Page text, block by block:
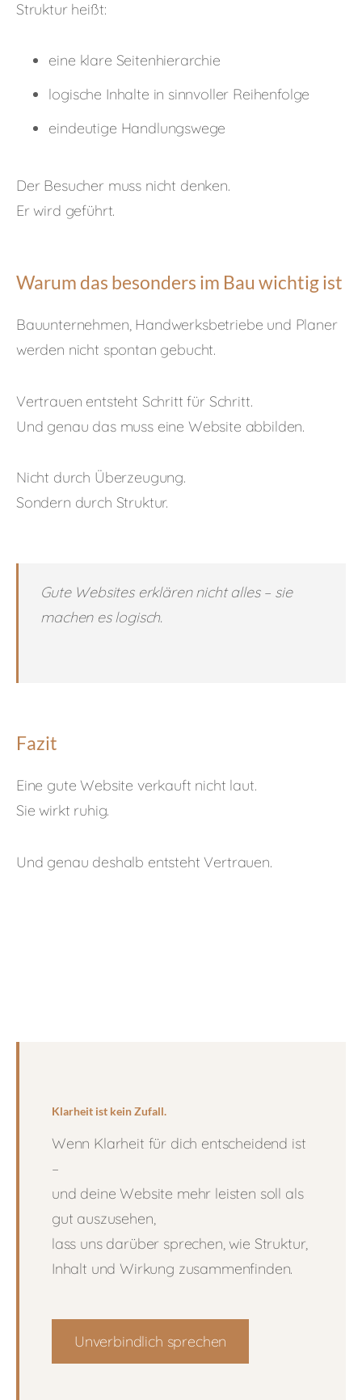
Struktur heißt:
eine klare Seitenhierarchie
logische Inhalte in sinnvoller Reihenfolge
eindeutige Handlungswege
Der Besucher muss nicht denken.
Er wird geführt.
Warum das besonders im Bau wichtig ist
Bauunternehmen, Handwerksbetriebe und Planer
werden nicht spontan gebucht.
Vertrauen entsteht Schritt für Schritt.
Und genau das muss eine Website abbilden.
Nicht durch Überzeugung.
Sondern durch Struktur.
Gute Websites erklären nicht alles – sie
machen es logisch.
Fazit
Eine gute Website verkauft nicht laut.
Sie wirkt ruhig.
Und genau deshalb entsteht Vertrauen.
Klarheit ist kein Zufall.
Wenn Klarheit für dich entscheidend ist
–
und deine Website mehr leisten soll als
gut auszusehen,
lass uns darüber sprechen, wie Struktur,
Inhalt und Wirkung zusammenfinden.
Unverbindlich sprechen